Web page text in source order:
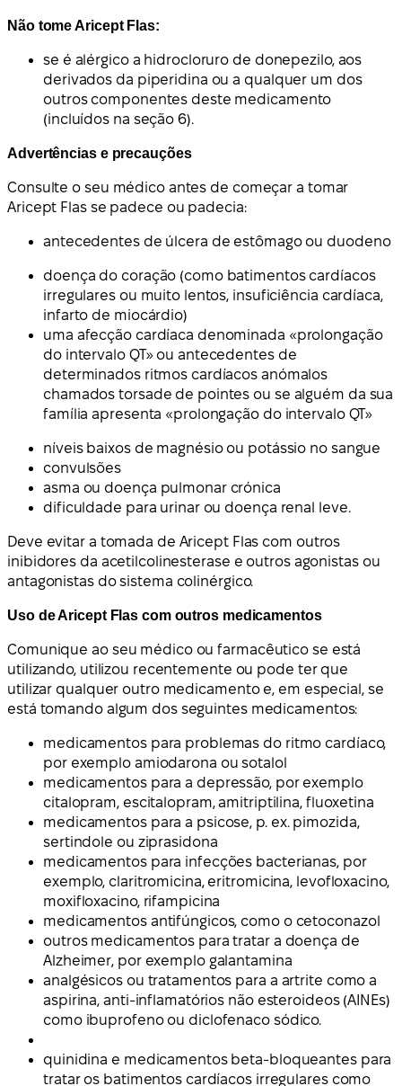
Não tome Aricept Flas:
se é alérgico a hidrocloruro de donepezilo, aos
derivados da piperidina ou a qualquer um dos
outros componentes deste medicamento
(incluídos na seção 6).
Advertências e precauções
Consulte o seu médico antes de começar a tomar
Aricept Flas se padece ou padecia:
antecedentes de úlcera de estômago ou duodeno
doença do coração (como batimentos cardíacos
irregulares ou muito lentos, insuficiência cardíaca,
infarto de miocárdio)
uma afecção cardíaca denominada «prolongação
do intervalo QT» ou antecedentes de
determinados ritmos cardíacos anómalos
chamados torsade de pointes ou se alguém da sua
família apresenta «prolongação do intervalo QT»
níveis baixos de magnésio ou potássio no sangue
convulsões
asma ou doença pulmonar crónica
dificuldade para urinar ou doença renal leve.
Deve evitar a tomada de Aricept Flas com outros
inibidores da acetilcolinesterase e outros agonistas ou
antagonistas do sistema colinérgico.
Uso de Aricept Flas com outros medicamentos
Comunique ao seu médico ou farmacêutico se está
utilizando, utilizou recentemente ou pode ter que
utilizar qualquer outro medicamento e, em especial, se
está tomando algum dos seguintes medicamentos:
medicamentos para problemas do ritmo cardíaco,
por exemplo amiodarona ou sotalol
medicamentos para a depressão, por exemplo
citalopram, escitalopram, amitriptilina, fluoxetina
medicamentos para a psicose, p. ex. pimozida,
sertindole ou ziprasidona
medicamentos para infecções bacterianas, por
exemplo, claritromicina, eritromicina, levofloxacino,
moxifloxacino, rifampicina
medicamentos antifúngicos, como o cetoconazol
outros medicamentos para tratar a doença de
Alzheimer, por exemplo galantamina
analgésicos ou tratamentos para a artrite como a
aspirina, anti-inflamatórios não esteroideos (AINEs)
como ibuprofeno ou diclofenaco sódico.
quinidina e medicamentos beta-bloqueantes para
tratar os batimentos cardíacos irregulares como